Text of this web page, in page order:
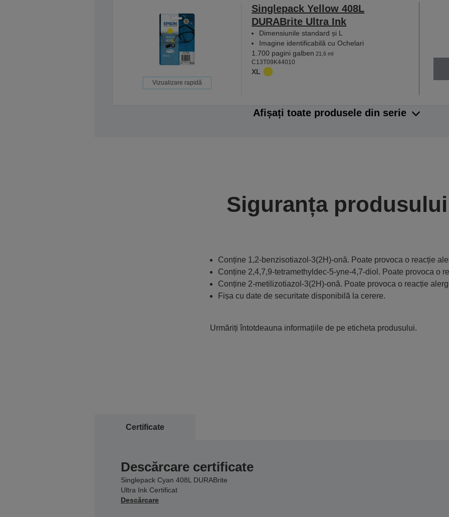
Vizualizare rapidă
Singlepack Yellow 408L
DURABrite Ultra Ink
Dimensiunile standard și L
Imagine identificabilă cu Ochelari
1.700 pagini galben 21,6 ml
C13T09K44010
XL
Afișați toate produsele din serie
Siguranța produsului
Conține 1,2-benzisotiazol-3(2H)-onă. Poate provoca o reacție
Conține 2,4,7,9-tetramethyldec-5-yne-4,7-diol. Poate provoca o
Conține 2-metilizotiazol-3(2H)-onă. Poate provoca o reacție
Fișa cu date de securitate disponibilă la cerere.
Urmăriți întotdeauna informațiile de pe eticheta produsului.
Certificate
Descărcare certificate
Singlepack Cyan 408L DURABrite
Ultra Ink Certificat
Descărcare